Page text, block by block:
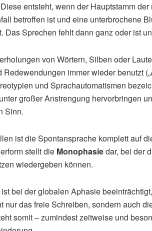
entsteht, wenn der Hauptstamm
betroffen ist und eine unterbrochene
Das Sprechen fehlt dann ganz oder ist
von Wörtern, Silben oder
immer wieder benutzt
und Sprachautomatismen
großer Anstrengung hervorbringen
Sinn.
ist die Spontansprache komplett auf
stellt die Monophasiedar, bei der
wiedergeben können.
bei der globalen Aphasie
nur das freie Schreiben, sondern auch
somit – zumindest zeitweise und